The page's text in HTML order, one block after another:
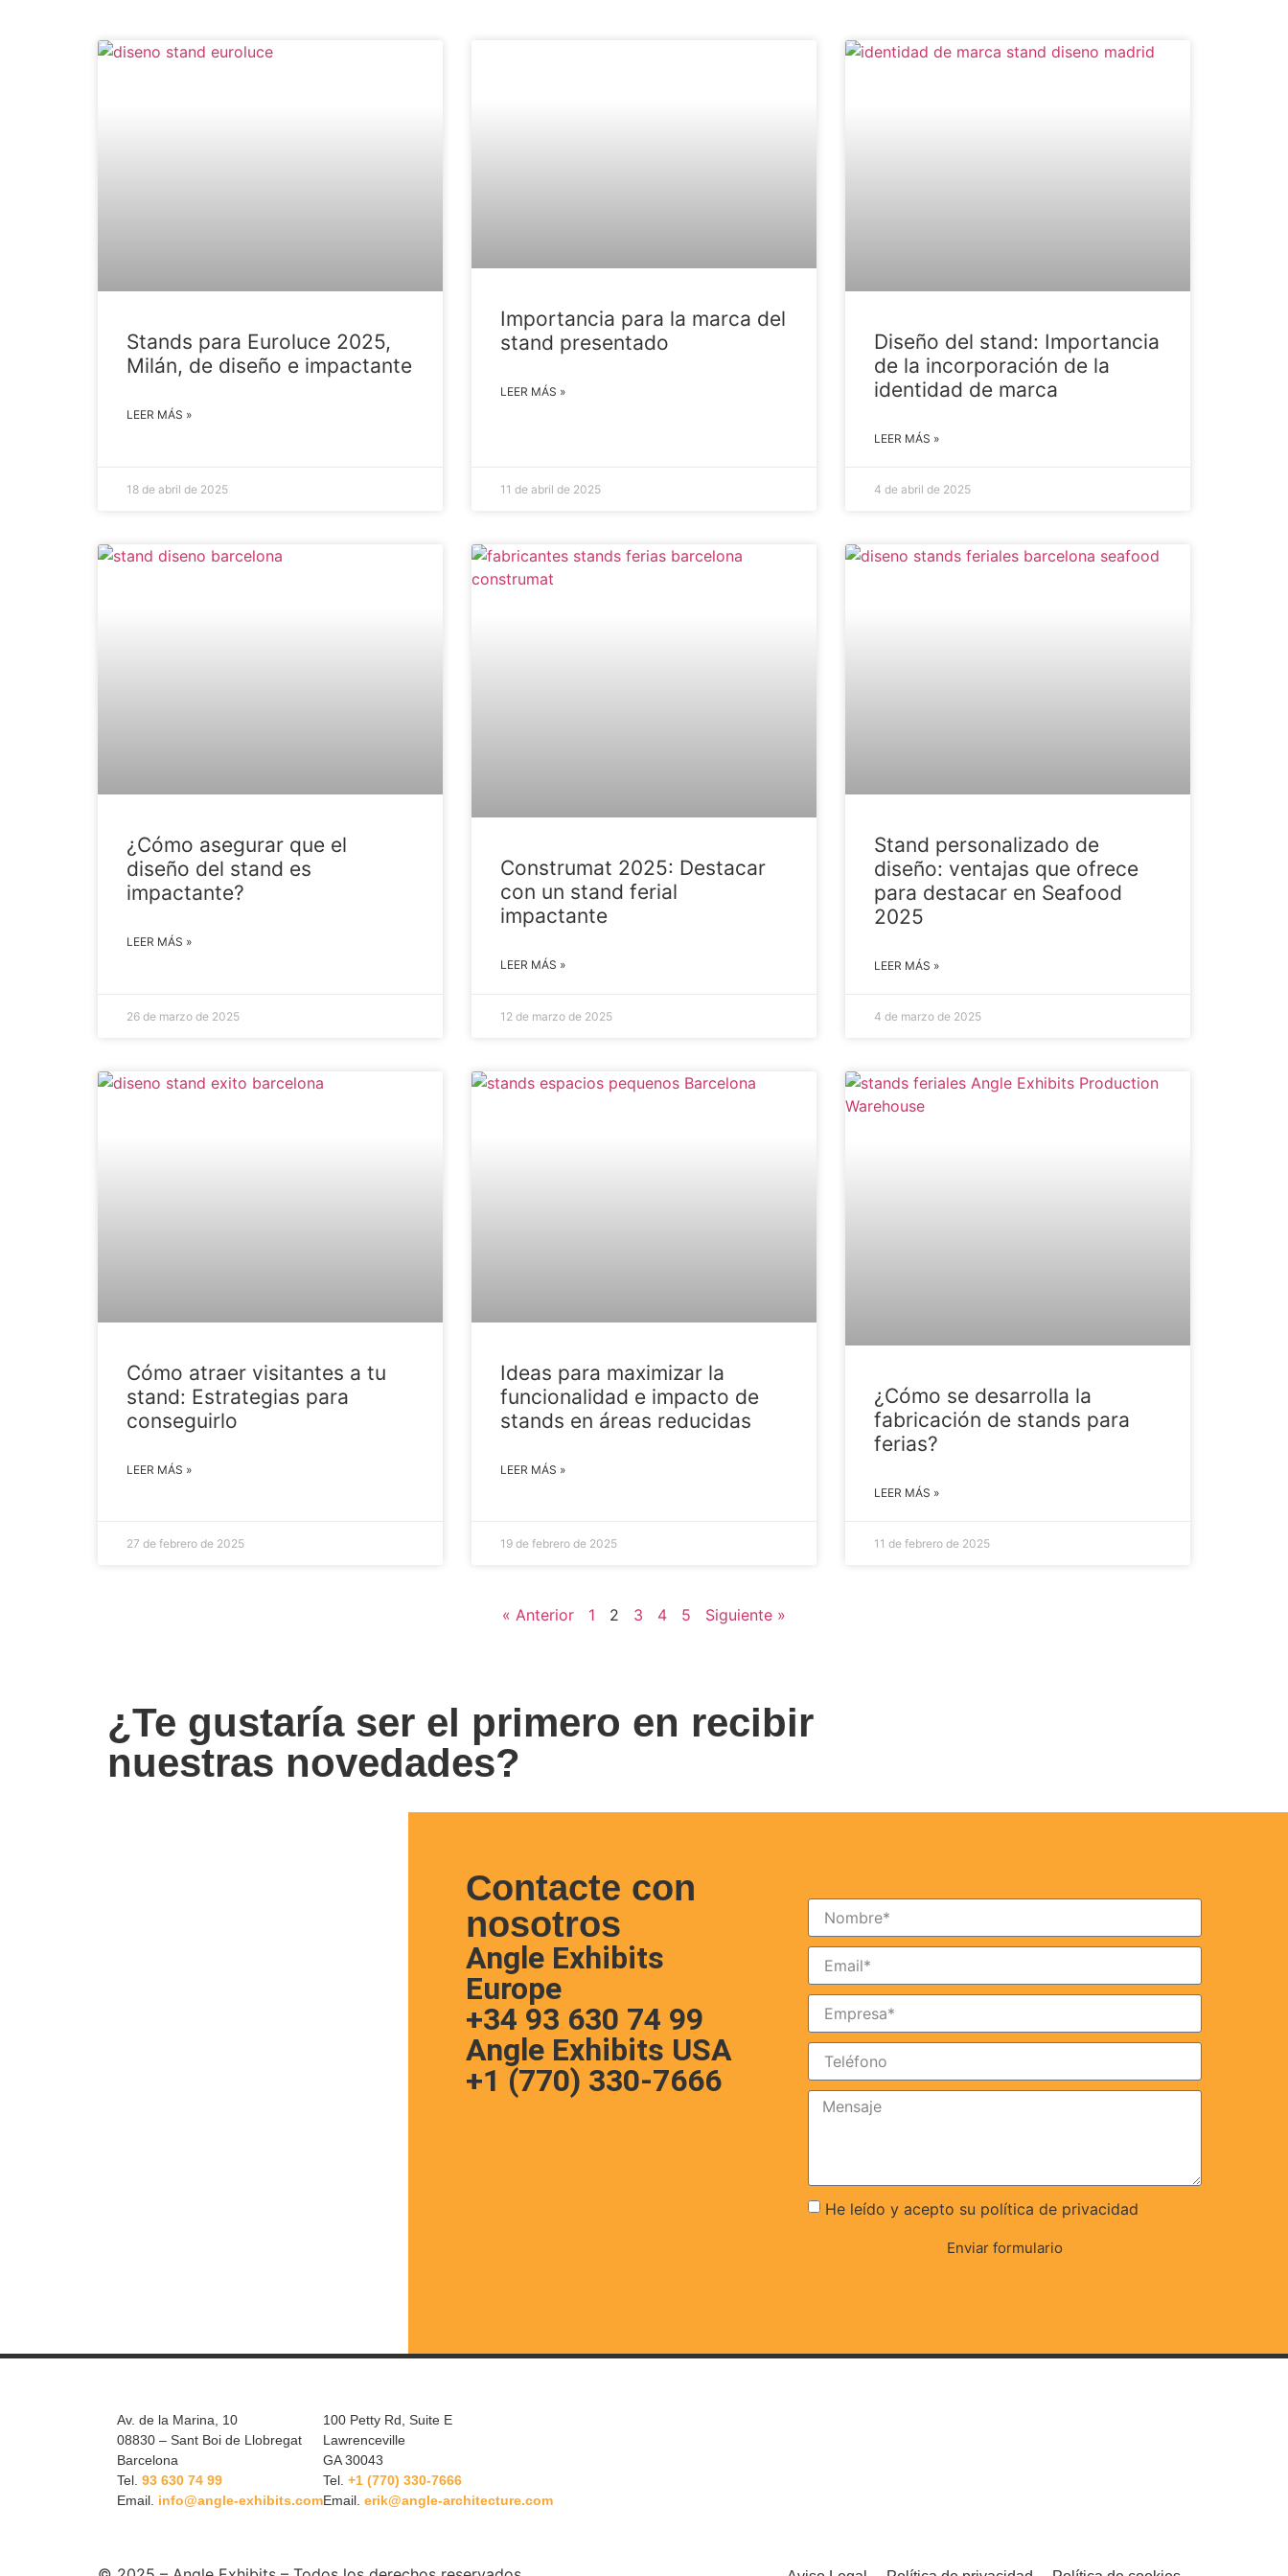
Stands para Euroluce 2025,
Milán, de diseño e impactante
LEER MÁS »
18 de abril de 2025
Importancia para la marca del
stand presentado
LEER MÁS »
11 de abril de 2025
Diseño del stand: Importancia
de la incorporación de la
identidad de marca
LEER MÁS »
4 de abril de 2025
¿Cómo asegurar que el
diseño del stand es
impactante?
LEER MÁS »
26 de marzo de 2025
Construmat 2025: Destacar
con un stand ferial
impactante
LEER MÁS »
12 de marzo de 2025
Stand personalizado de
diseño: ventajas que ofrece
para destacar en Seafood
2025
LEER MÁS »
4 de marzo de 2025
Cómo atraer visitantes a tu
stand: Estrategias para
conseguirlo
LEER MÁS »
27 de febrero de 2025
Ideas para maximizar la
funcionalidad e impacto de
stands en áreas reducidas
LEER MÁS »
19 de febrero de 2025
¿Cómo se desarrolla la
fabricación de stands para
ferias?
LEER MÁS »
11 de febrero de 2025
« Anterior 1 2 3 4 5 Siguiente »
¿Te gustaría ser el primero en recibir
nuestras novedades?
He leído y acepto su política de privacidad
Enviar formulario
Contacte con
nosotros
Angle Exhibits
Europe
+34 93 630 74 99
Angle Exhibits USA
+1 (770) 330-7666
Av. de la Marina, 10
08830 – Sant Boi de Llobregat
Barcelona
Tel. 93 630 74 99
Email. info@angle-exhibits.com
100 Petty Rd, Suite E
Lawrenceville
GA 30043
Tel. +1 (770) 330-7666
Email. erik@angle-architecture.com